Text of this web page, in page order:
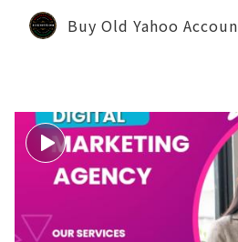
Buy Old Yahoo Accoun